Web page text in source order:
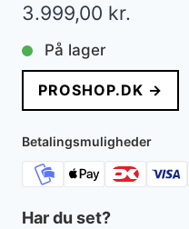
3.999,00 kr.
På lager
PROSHOP.DK →
Betalingsmuligheder
Har du set?